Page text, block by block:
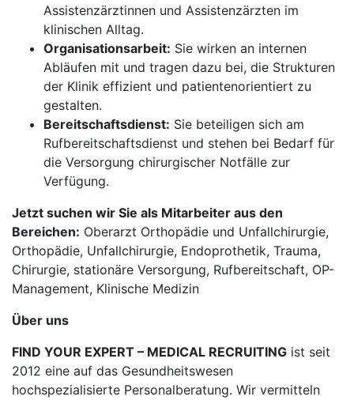
Assistenzärztinnen und Assistenzärzten im
klinischen Alltag.
Organisationsarbeit: Sie wirken an internen
Abläufen mit und tragen dazu bei, die Strukturen
der Klinik effizient und patientenorientiert zu
gestalten.
Bereitschaftsdienst: Sie beteiligen sich am
Rufbereitschaftsdienst und stehen bei Bedarf für
die Versorgung chirurgischer Notfälle zur
Verfügung.
Jetzt suchen wir Sie als Mitarbeiter aus den
Bereichen: Oberarzt Orthopädie und Unfallchirurgie,
Orthopädie, Unfallchirurgie, Endoprothetik, Trauma,
Chirurgie, stationäre Versorgung, Rufbereitschaft, OP-
Management, Klinische Medizin
Über uns
FIND YOUR EXPERT – MEDICAL RECRUITING ist seit
2012 eine auf das Gesundheitswesen
hochspezialisierte Personalberatung. Wir vermitteln